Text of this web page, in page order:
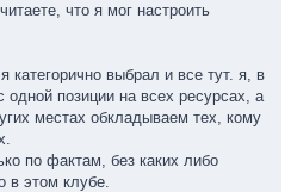
что я мог настроить
категорично выбрал и все тут. я, в
одной позиции на всех ресурсах, а
местах обкладываем тех, кому
по фактам, без каких либо
в этом клубе.